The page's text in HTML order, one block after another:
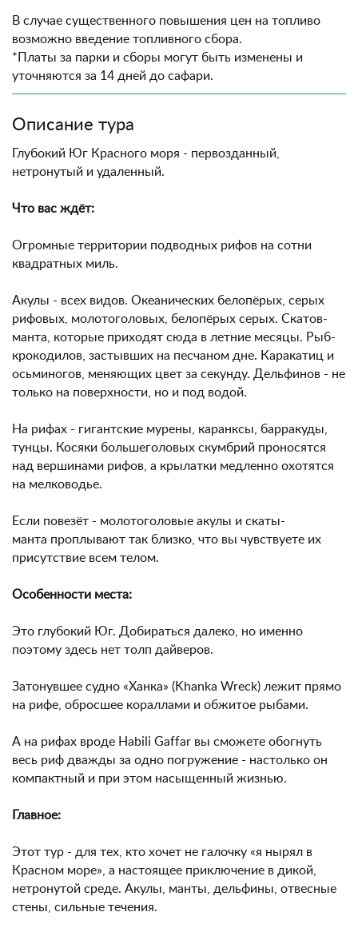
В случае существенного повышения цен на топливо
возможно введение топливного сбора.
*Платы за парки и сборы могут быть изменены и
уточняются за 14 дней до сафари.
Описание тура
Глубокий Юг Красного моря - первозданный,
нетронутый и удаленный.
Что вас ждёт:
Огромные территории подводных рифов на сотни
квадратных миль.
Акулы - всех видов. Океанических белопёрых, серых
рифовых, молотоголовых, белопёрых серых. Скатов-
манта, которые приходят сюда в летние месяцы. Рыб-
крокодилов, застывших на песчаном дне. Каракатиц и
осьминогов, меняющих цвет за секунду. Дельфинов - не
только на поверхности, но и под водой.
На рифах - гигантские мурены, каранксы, барракуды,
тунцы. Косяки большеголовых скумбрий проносятся
над вершинами рифов, а крылатки медленно охотятся
на мелководье.
Если повезёт - молотоголовые акулы и скаты-
манта проплывают так близко, что вы чувствуете их
присутствие всем телом.
Особенности места:
Это глубокий Юг. Добираться далеко, но именно
поэтому здесь нет толп дайверов.
Затонувшее судно «Ханка» (Khanka Wreck) лежит прямо
на рифе, обросшее кораллами и обжитое рыбами.
А на рифах вроде Habili Gaffar вы сможете обогнуть
весь риф дважды за одно погружение - настолько он
компактный и при этом насыщенный жизнью.
Главное:
Этот тур - для тех, кто хочет не галочку «я нырял в
Красном море», а настоящее приключение в дикой,
нетронутой среде. Акулы, манты, дельфины, отвесные
стены, сильные течения.